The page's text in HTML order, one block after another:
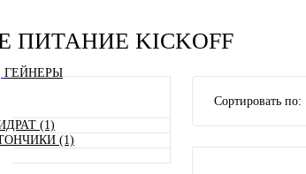
ГЕЙНЕРЫ
ПИТАНИЕ KICKOFF
(1)
(1)
Сортировать по: